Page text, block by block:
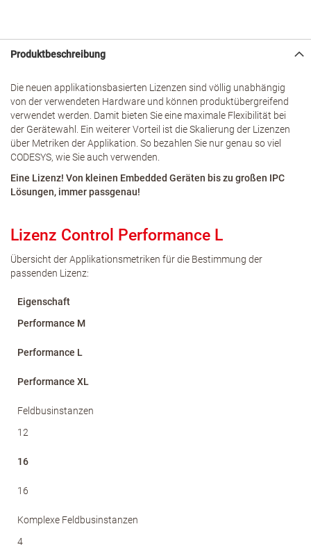
Produktbeschreibung
Die neuen applikationsbasierten Lizenzen sind völlig unabhängig
von der verwendeten Hardware und können produktübergreifend
verwendet werden. Damit bieten Sie eine maximale Flexibilität bei
der Gerätewahl. Ein weiterer Vorteil ist die Skalierung der Lizenzen
über Metriken der Applikation. So bezahlen Sie nur genau so viel
CODESYS, wie Sie auch verwenden.
Eine Lizenz! Von kleinen Embedded Geräten bis zu großen IPC
Lösungen, immer passgenau!
Lizenz Control Performance L
Übersicht der Applikationsmetriken für die Bestimmung der
passenden Lizenz:
Eigenschaft
Performance M
Performance L
Performance XL
Feldbusinstanzen
12
16
16
Komplexe Feldbusinstanzen
4